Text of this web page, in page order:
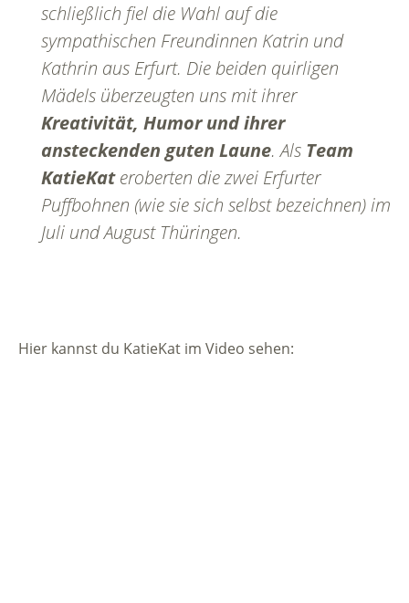
schließlich fiel die Wahl auf die
sympathischen Freundinnen Katrin und
Kathrin aus Erfurt. Die beiden quirligen
Mädels überzeugten uns mit ihrer
Kreativität, Humor und ihrer
ansteckenden guten Laune. Als Team
KatieKateroberten die zwei Erfurter
Puffbohnen (wie sie sich selbst bezeichnen) im
Juli und August Thüringen.
Hier kannst du KatieKat im Video sehen: